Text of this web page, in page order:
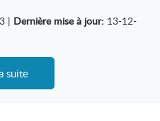
| Dernière mise à jour: 13-12-
suite